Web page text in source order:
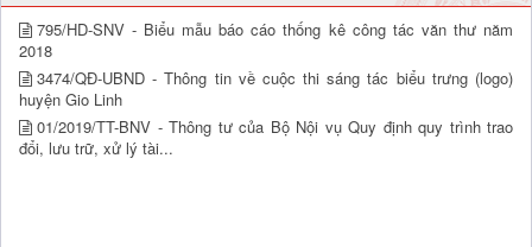
795/HD-SNV - Biểu mẫu báo cáo thống kê công tác văn thư năm
2018
3474/QĐ-UBND - Thông tin về cuộc thi sáng tác biểu trưng (logo)
huyện Gio Linh
01/2019/TT-BNV - Thông tư của Bộ Nội vụ Quy định quy trình trao
đổi, lưu trữ, xử lý tài...